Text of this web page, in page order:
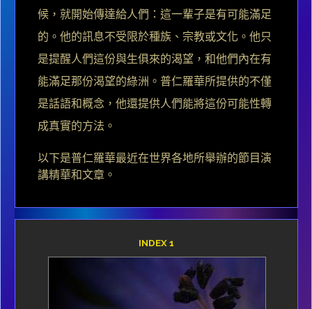
候，就開始傳達給人們：這一輩子是有可能滿足
的。他的訊息不受限於種族、宗教或文化。他只
是提醒人們這份與生俱來的渴望，和他們內在有
能滿足那份渴望的綠洲。普仁羅華所提供的不僅
是話語和概念，他還提供人們能將這份可能性轉
成真實的方法。
以下是普仁羅華最近在世界各地所舉辦的節目演
講精華和文章。
INDEX 1